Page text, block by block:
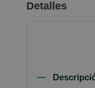
Detalles